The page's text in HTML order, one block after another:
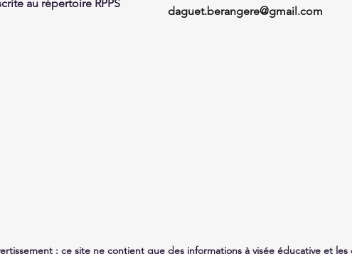
daguet.berangere@gmail.com
au répertoire RPPS
: ce site ne contient que des informations à visée éducative et